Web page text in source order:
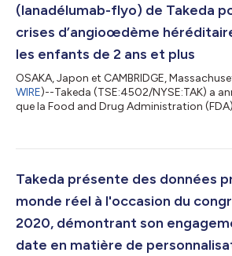
(lanadélumab-flyo) de Takeda
crises d’angioœdème
les enfants de 2 ans et plus
OSAKA, Japon et CAMBRIDGE,
WIRE)--Takeda (TSE:4502/NYSE:TAK) a
que la Food and Drug Administration
TAKHZYRO® (lanadélumab-flyo) à titre
patients pédiatriques de 2 à <12 ans.1
annoncée aujourd’hui, les seules options
Takeda présente des données
monde réel à l'occasion du
2020, démontrant son
date en matière de